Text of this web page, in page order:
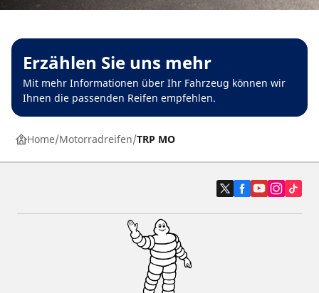
Erzählen Sie uns mehr
Mit mehr Informationen über Ihr Fahrzeug können wir
Ihnen die passenden Reifen empfehlen.
Home Motorradreifen TRP MO